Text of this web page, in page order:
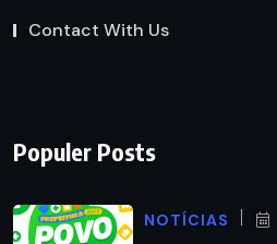
Contact With Us
Populer Posts
NOTÍCIAS